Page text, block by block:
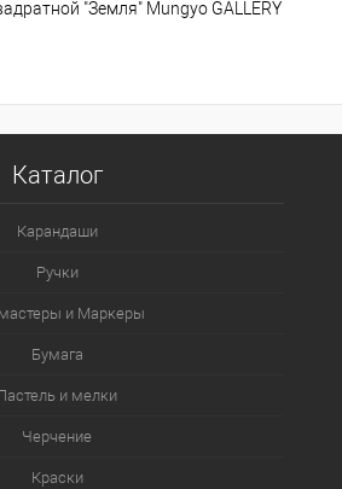
"Земля" Mungyo GALLERY
Каталог
Карандаши
Ручки
и Маркеры
Бумага
и мелки
Черчение
Краски